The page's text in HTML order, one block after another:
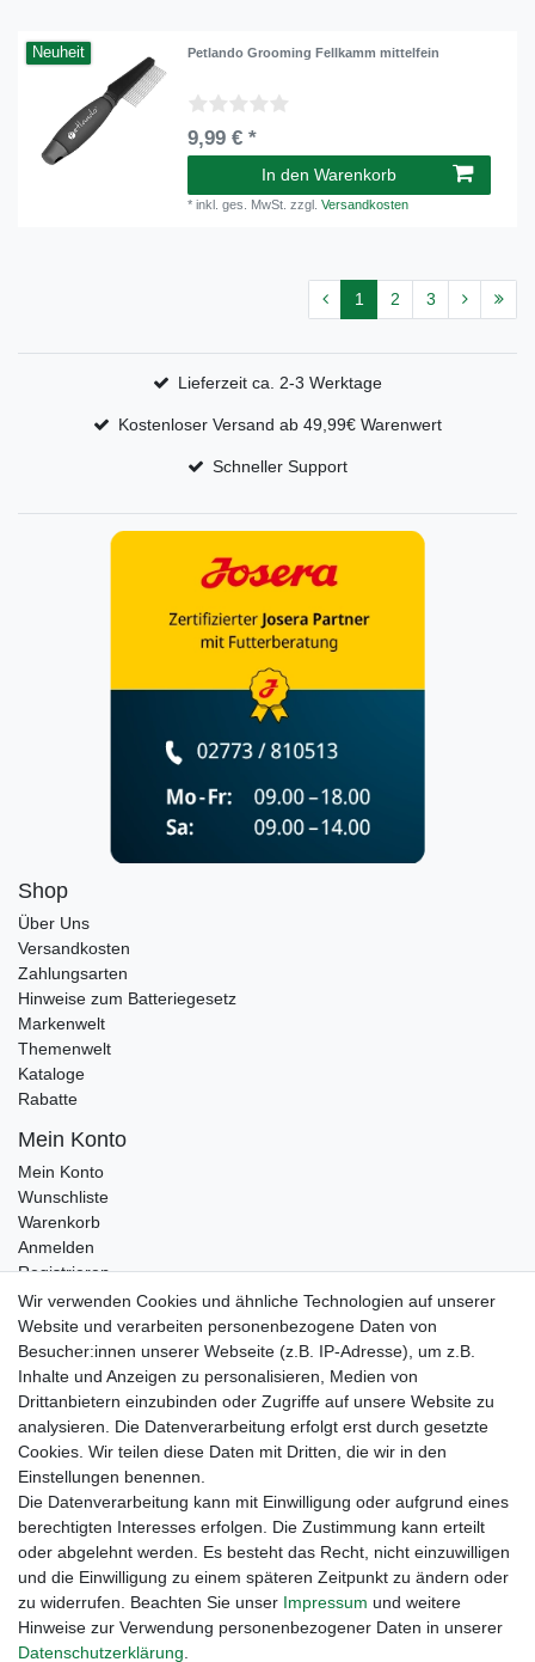
Neuheit Petlando Grooming Fellkamm mittelfein
9,99 € *
In den Warenkorb
*inkl. ges. MwSt. zzgl.Versandkosten
1 2 3
Lieferzeit ca. 2-3 Werktage
Kostenloser Versand ab 49,99€ Warenwert
Schneller Support
Shop
Über Uns
Versandkosten
Zahlungsarten
Hinweise zum Batteriegesetz
Markenwelt
Themenwelt
Kataloge
Rabatte
Mein Konto
Mein Konto
Wunschliste
Warenkorb
Anmelden
Registrieren
Kontakt
Newsletter Anmeldung
Newsletter Abmeldung
Wir verwenden Cookies und ähnliche Technologien auf unserer
Website und verarbeiten personenbezogene Daten von
Besucher:innen unserer Webseite (z.B. IP-Adresse), um z.B.
Inhalte und Anzeigen zu personalisieren, Medien von
Drittanbietern einzubinden oder Zugriffe auf unsere Website zu
analysieren. Die Datenverarbeitung erfolgt erst durch gesetzte
Cookies. Wir teilen diese Daten mit Dritten, die wir in den
Einstellungen benennen.
Die Datenverarbeitung kann mit Einwilligung oder aufgrund eines
berechtigten Interesses erfolgen. Die Zustimmung kann erteilt
oder abgelehnt werden. Es besteht das Recht, nicht einzuwilligen
und die Einwilligung zu einem späteren Zeitpunkt zu ändern oder
zu widerrufen. Beachten Sie unser Impressum und weitere
Hinweise zur Verwendung personenbezogener Daten in unserer
Daten­schutz­erklärung